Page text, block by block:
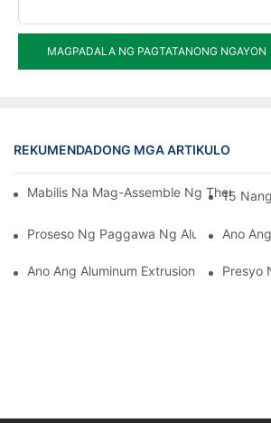
MAGPADALA NG PAGTATANONG NGAYON
REKUMENDADONG MGA ARTIKULO
Mabilis Na Mag-Assemble Ng Thermal
15
Proseso Ng Paggawa Ng Aluminum
Ano
Ano Ang Aluminum Extrusion ProfilePresyo